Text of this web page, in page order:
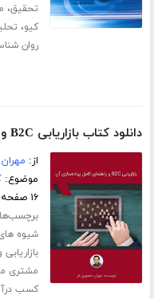
تحقیق،
کیو،
روان
دانلود کتاب بازاریابی B2C و راهنمای کامل پیاده‌سازی آن
از:
موضوع:
۱۶ صفحه
شیوه
مشتری
کسب